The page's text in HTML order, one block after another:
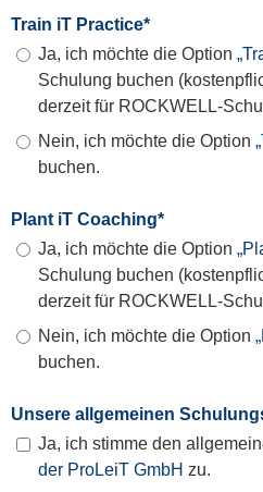
Train iT Practice*
Ja, ich möchte die Option
Schulung buchen
derzeit für ROCKWELL-
Nein, ich möchte die Option
buchen.
Plant iT Coaching*
Ja, ich möchte die Option
Schulung buchen
derzeit für ROCKWELL-
Nein, ich möchte die Option
buchen.
Unsere allgemeinen
Ja, ich stimme den
der ProLeiT GmbH zu.